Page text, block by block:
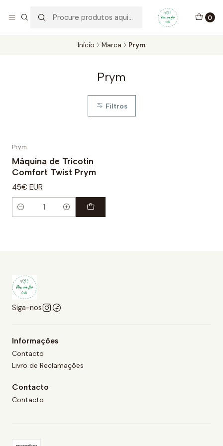
0
No concelho de Oeiras a entrega pode ser feita em mãos.
Início Marca Prym
Prym
Filtros
Prym
Máquina de Tricotin
Comfort Twist Prym
45€ EUR
Quantidade
Siga-nos
Informações
Contacto
Livro de Reclamações
Contacto
Contacto